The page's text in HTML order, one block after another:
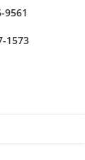
9561
1573